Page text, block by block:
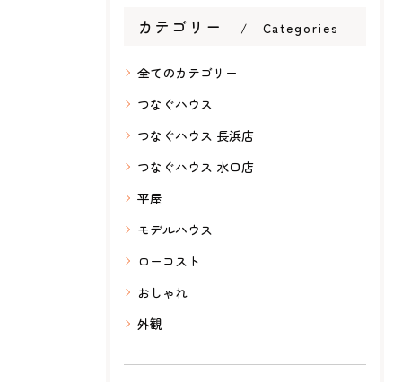
カテゴリー Categories
全てのカテゴリー
つなぐハウス
つなぐハウス 長浜店
つなぐハウス 水口店
平屋
モデルハウス
ローコスト
おしゃれ
外観